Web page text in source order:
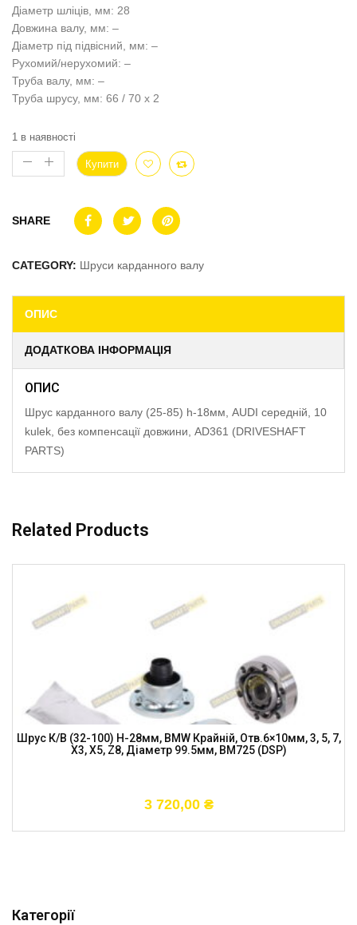
Категорії
Діаметр шліців, мм: 28
Довжина валу, мм: –
Діаметр під підвісний, мм: –
Рухомий/нерухомий: –
Труба валу, мм: –
Труба шрусу, мм: 66 / 70 x 2
1 в наявності
Купити
SHARE
CATEGORY: Шруси карданного валу
ОПИС
ДОДАТКОВА ІНФОРМАЦІЯ
ОПИС
Шрус карданного валу (25-85) h-18мм, AUDI середній, 10
kulek, без компенсації довжини, AD361 (DRIVESHAFT
PARTS)
Related Products
Шрус К/в (32-100) H-28мм, BMW Крайній, Отв.6×10мм, 3, 5, 7,
X3, X5, Z8, Діаметр 99.5мм, BM725 (DSP)
3 720,00 ₴